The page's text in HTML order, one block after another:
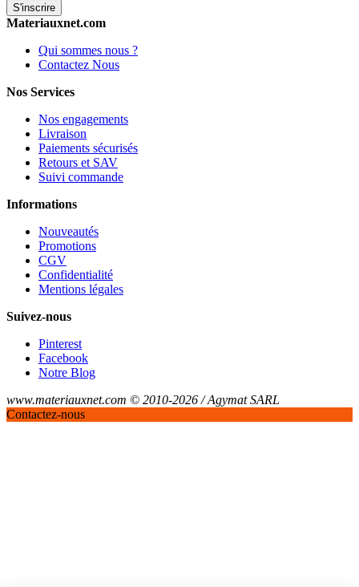
S'inscrire
Materiauxnet.com
Qui sommes nous ?
Contactez Nous
Nos Services
Nos engagements
Livraison
Paiements sécurisés
Retours et SAV
Suivi commande
Informations
Nouveautés
Promotions
CGV
Confidentialité
Mentions légales
Suivez-nous
Pinterest
Facebook
Notre Blog
www.materiauxnet.com © 2010-2026 / Agymat SARL
Contactez-nous